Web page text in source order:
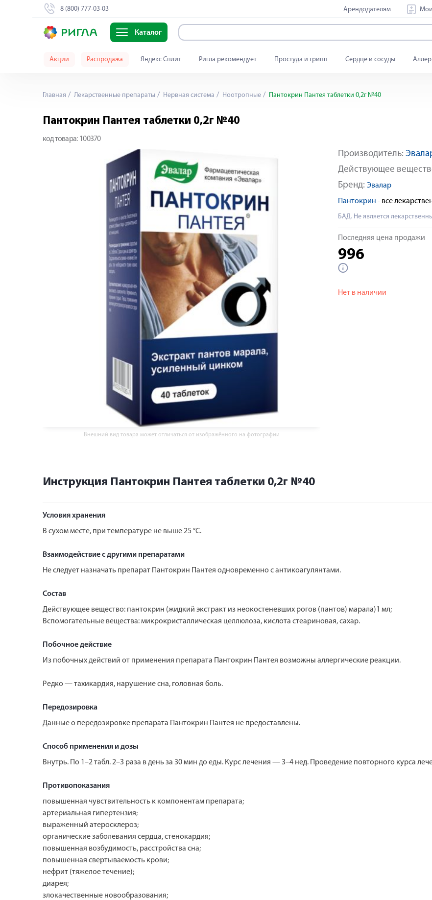
8 (800) 777-03-03 Арендодателям
Каталог
Акции Распродажа Яндекс Сплит Ригла рекомендует Простуда и грипп Сердце и сосуды
Главная Лекарственные препараты Нервная система Ноотропные Пантокрин Пантея таблетки 0,2г №40
Пантокрин Пантея таблетки 0,2г №40
код товара: 100370
Внешний вид товара может отличаться от изображённого на фотографии
Производитель:
Действующее
Бренд: Эвалар
Пантокрин - все
БАД. Не является
Последняя цена продажи
996
Нет в наличии
Инструкция Пантокрин Пантея таблетки 0,2г №40
Условия хранения
В сухом месте, при температуре не выше 25 °C.
Взаимодействие с другими препаратами
Не следует назначать препарат Пантокрин Пантея одновременно с антикоагулянтами.
Состав
Действующее вещество: пантокрин (жидкий экстракт из неокостеневших рогов (пантов) марала)1 мл;
Вспомогательные вещества: микрокристаллическая целлюлоза, кислота стеариновая, сахар.
Побочное действие
Из побочных действий от применения препарата Пантокрин Пантея возможны аллергические реакции.
Редко — тахикардия, нарушение сна, головная боль.
Передозировка
Данные о передозировке препарата Пантокрин Пантея не предоставлены.
Способ применения и дозы
Внутрь. По 1–2 табл. 2–3 раза в день за 30 мин до еды. Курс лечения — 3–4 нед. Проведение повторного курса
Противопоказания
повышенная чувствительность к компонентам препарата;
артериальная гипертензия;
выраженный атеросклероз;
органические заболевания сердца, стенокардия;
повышенная возбудимость, расстройства сна;
повышенная свертываемость крови;
нефрит (тяжелое течение);
диарея;
злокачественные новообразования;